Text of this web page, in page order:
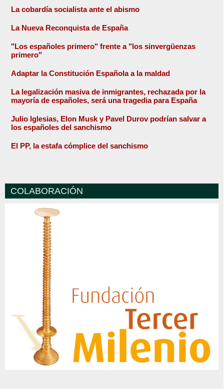
La cobardía socialista ante el abismo
La Nueva Reconquista de España
"Los españoles primero" frente a "los sinvergüenzas
primero"
Adaptar la Constitución Española a la maldad
La legalización masiva de inmigrantes, rechazada por la
mayoría de españoles, será una tragedia para España
Julio Iglesias, Elon Musk y Pavel Durov podrían salvar a
los españoles del sanchismo
El PP, la estafa cómplice del sanchismo
COLABORACIÓN